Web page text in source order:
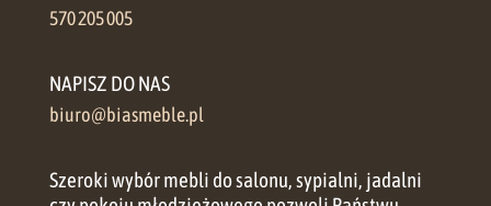
570 205 005
NAPISZ DO NAS
biuro@biasmeble.pl
Szeroki wybór mebli do salonu, sypialni, jadalni